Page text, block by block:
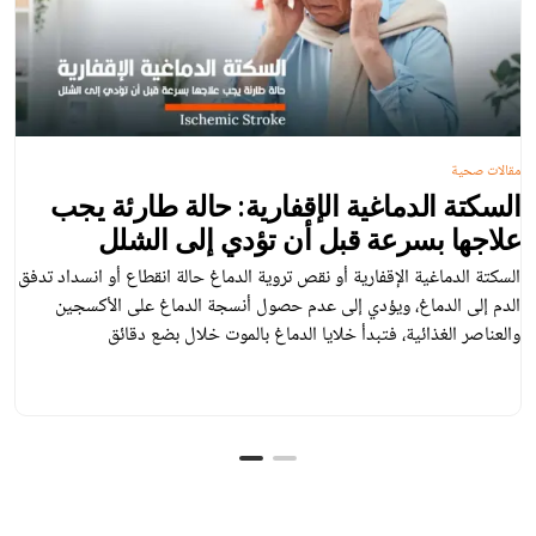
السكتة الدماغية الإقفارية: حالة طارئة يجب
علاجها بسرعة قبل أن تؤدي إلى الشلل
السكتة الدماغية الإقفارية أو نقص تروية الدماغ حالة انقطاع أو انسداد تدفق
الدم إلى الدماغ، ويؤدي إلى عدم حصول أنسجة الدماغ على الأكسجين
والعناصر الغذائية، فتبدأ خلايا الدماغ بالموت خلال بضع دقائق
مقالات صحية